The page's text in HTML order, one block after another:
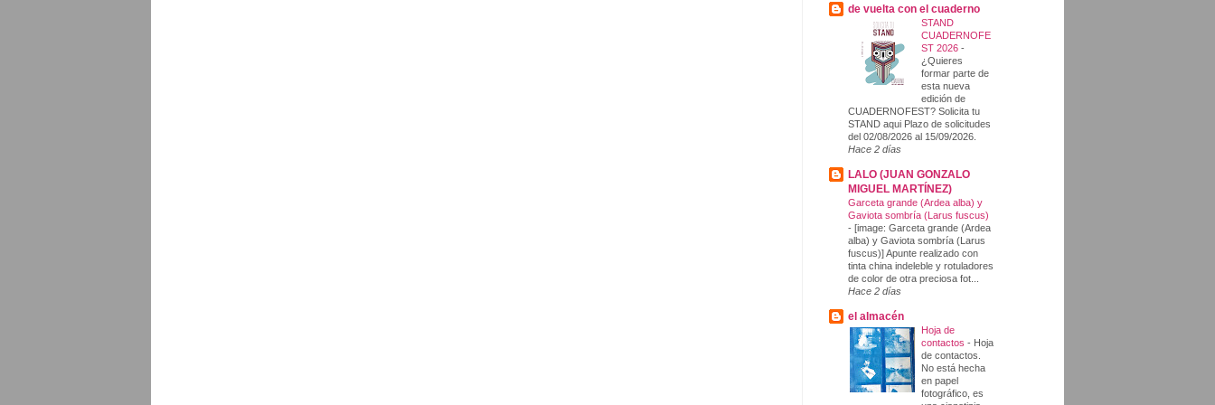
de vuelta con el cuaderno
STAND
CUADERNOFE
ST 2026 -
¿Quieres
formar parte de
esta nueva
edición de
CUADERNOFEST? Solicita tu
STAND aqui Plazo de solicitudes
del 02/08/2026 al 15/09/2026.
Hace 2 días
LALO (JUAN GONZALO
MIGUEL MARTÍNEZ)
Garceta grande (Ardea alba) y
Gaviota sombría (Larus fuscus)
- [image: Garceta grande (Ardea
alba) y Gaviota sombría (Larus
fuscus)] Apunte realizado con
tinta china indeleble y rotuladores
de color de otra preciosa fot...
Hace 2 días
el almacén
Hoja de
contactos - Hoja
de contactos.
No está hecha
en papel
fotográfico, es